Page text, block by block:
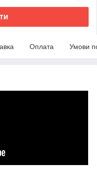
Оплата Умови